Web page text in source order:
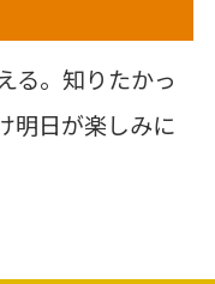
る。知りたかっ
明⽇が楽しみに